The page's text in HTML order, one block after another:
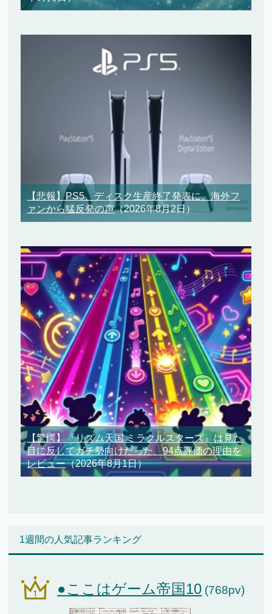
【悲報】PS5、ディスク生産終了発表に、海外フ
ァンから猛反発の声（2026年8月2日）
【驚愕】『リズム天国 ミラクルスターズ』は見た
目に反してガチ勢向けだった、94点評価の理由を
レビュー（2026年8月1日）
1週間の人気記事ランキング
●ここはゲーム帝国10 (768pv)